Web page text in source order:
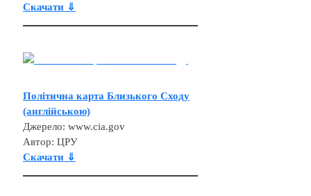
Скачати ⇓
Політична карта Близького Сходу
(англійською)
Джерело: www.cia.gov
Автор: ЦРУ
Скачати ⇓